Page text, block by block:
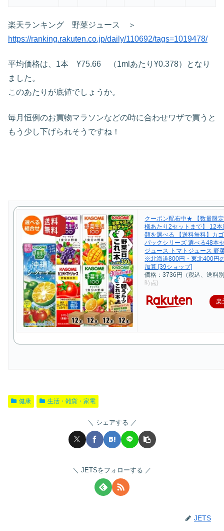
楽天ランキング 野菜ジュース ＞
https://ranking.rakuten.co.jp/daily/110692/tags=1019478/
平均価格は、1本 ¥75.66 （1mlあたり¥0.378）となり
ました。
このあたりが底値でしょうか。
毎月恒例のお買物マラソンなどの時に合わせワザで買うと
もう少し下げられそうですね！
クーポン配布中★ 【数量限
様あたり2セットまで】 12
類を選べる 【送料無料】カ
パックシリーズ 選べる48本
ジュース トマトジュース 野
※北海道800円・東北400円
加算 [39ショップ]
価格：3736円（税込、送料
時点)
楽
健康 生活・雑貨・家電
シェアする
JETSをフォローする
JETS